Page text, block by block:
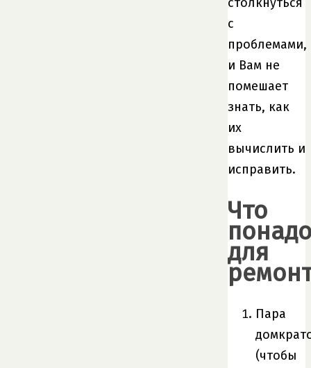
с
проблемами,
и Вам не
помешает
знать, как
их
вычислить и
исправить.
Что
для
Пара
(чтобы